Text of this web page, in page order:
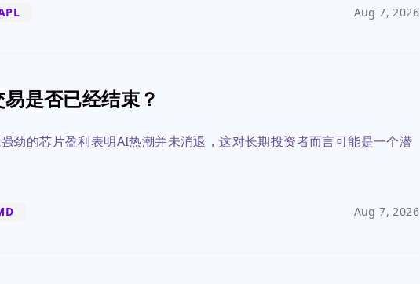
Aug 7, 2026
是否已经结束？
劲的芯片盈利表明AI热潮并未消退，这对长期投资者而言可能是一个潜
Aug 7, 2026